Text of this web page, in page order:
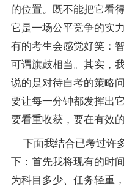
的位置。既不能把它看
它是一场公平竞争的实
有的考生会感觉好笑：
可谓旗鼓相当。其实，
说的是对待自考的策略
要让每一分钟都发挥出
要看重收获，要在有效
下面我结合已考过许
下：首先我将现有的时
为科目多少、任务轻重